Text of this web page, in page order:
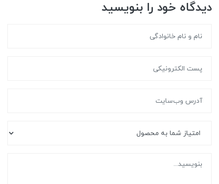
دیدگاه خود را بنویسید